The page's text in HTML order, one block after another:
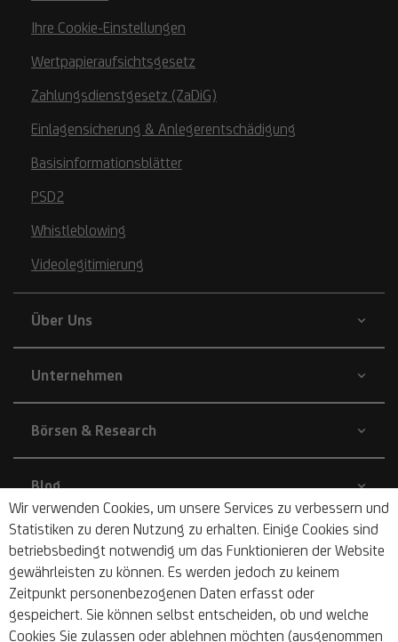
Wir verwenden Cookies, um unsere Services zu verbessern und
Statistiken zu deren Nutzung zu erhalten. Einige Cookies sind
betriebsbedingt notwendig um das Funktionieren der Website
gewährleisten zu können. Es werden jedoch zu keinem
Zeitpunkt personenbezogenen Daten erfasst oder
gespeichert. Sie können selbst entscheiden, ob und welche
Cookies Sie zulassen oder ablehnen möchten (ausgenommen
Ihre Cookie-Einstellungen
Wertpapieraufsichtsgesetz
Zahlungsdienstgesetz (ZaDiG)
Einlagensicherung & Anlegerentschädigung
Basisinformationsblätter
PSD2
Whistleblowing
Videolegitimierung
Über Uns
Unternehmen
Börsen & Research
Blog
Nachhaltigkeit
Barrierefrei